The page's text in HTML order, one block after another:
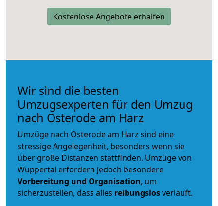
Kostenlose Angebote erhalten
Wir sind die besten
Umzugsexperten für den Umzug
nach Osterode am Harz
Umzüge nach Osterode am Harz sind eine
stressige Angelegenheit, besonders wenn sie
über große Distanzen stattfinden. Umzüge von
Wuppertal erfordern jedoch besondere
Vorbereitung und Organisation, um
sicherzustellen, dass alles reibungslosverläuft.